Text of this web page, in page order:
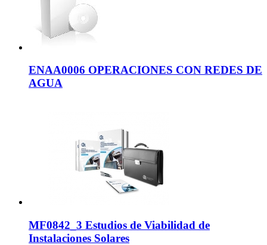
ENAA0006 OPERACIONES CON REDES DE
AGUA
MF0842_3 Estudios de Viabilidad de
Instalaciones Solares